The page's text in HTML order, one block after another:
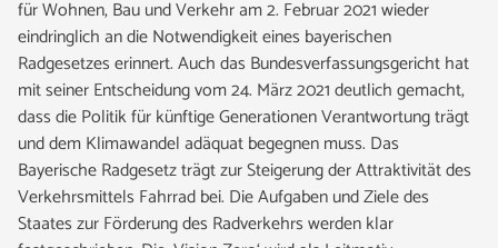
für Wohnen, Bau und Verkehr am 2. Februar 2021 wieder
eindringlich an die Notwendigkeit eines bayerischen
Radgesetzes erinnert. Auch das Bundesverfassungsgericht hat
mit seiner Entscheidung vom 24. März 2021 deutlich gemacht,
dass die Politik für künftige Generationen Verantwortung trägt
und dem Klimawandel adäquat begegnen muss. Das
Bayerische Radgesetz trägt zur Steigerung der Attraktivität des
Verkehrsmittels Fahrrad bei. Die Aufgaben und Ziele des
Staates zur Förderung des Radverkehrs werden klar